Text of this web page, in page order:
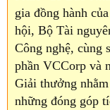
gia đồng hành
hội, Bộ Tài
Công nghệ, cùng
phần VCCorp và
Giải thưởng
những đóng góp